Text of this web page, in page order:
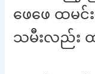
ဖေဖေ ထမင်
သမီးလည်း ထ